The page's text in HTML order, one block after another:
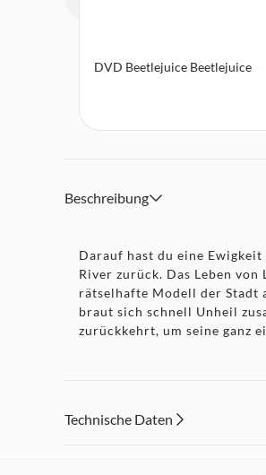
DVD Beetlejuice Beetlejuice
Beschreibung
Darauf hast du eine
River zurück. Das Leben
rätselhafte Modell der Stadt
braut sich schnell Unheil
zurückkehrt, um seine ganz
Technische Daten